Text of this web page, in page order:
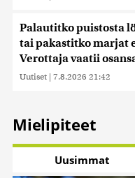
Palautitko puistosta
tai pakastitko marjat
Verottaja vaatii
Uutiset | 7.8.2026 21:42
Mielipiteet
Uusimmat